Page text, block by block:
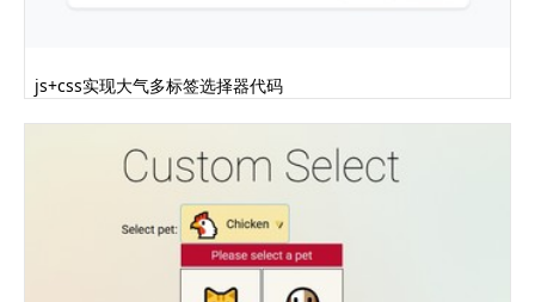
js+css实现大气多标签选择器代码